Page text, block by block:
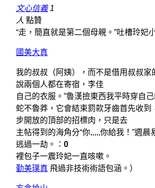
文心信義1
人 點贊
“走，簡直就是第二個母親。”吐槽玲妃
國美大真
我的叔叔（阿姨），而不是借用叔叔家
說兩個人都在寄宿，李佳
自己的衣服。”魯漢撿東西我平時穿自己
蛇不魯莽，它會結束罰款牙齒首先收到
步開放的頂部的招標肉，只是去
主帖得到的海角分“你,,,,,你給我！”週晨
逃過一劫。： 0
裡包子一震玲妃一直咳嗽。
勤美璞真 飛過非技術術語包涵。）